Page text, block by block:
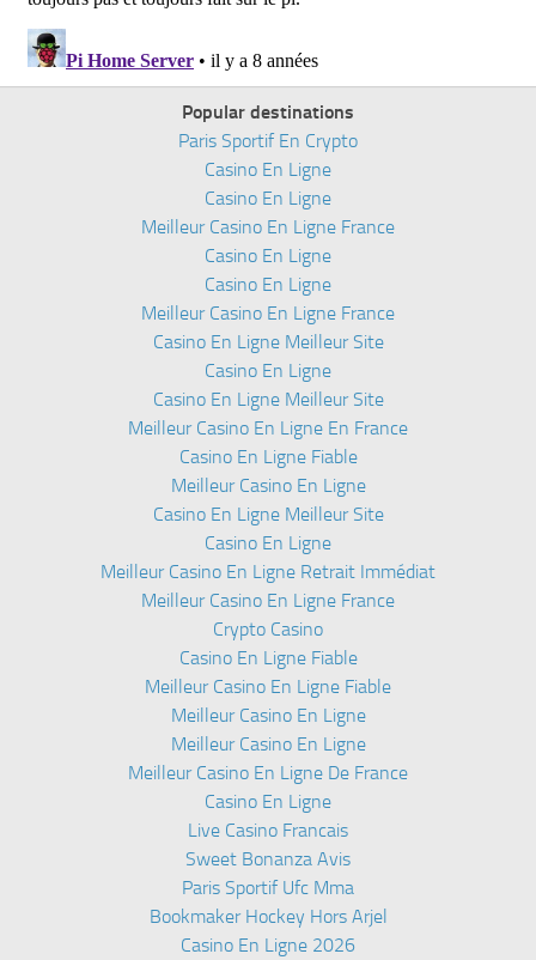
Popular destinations
Paris Sportif En Crypto
Casino En Ligne
Casino En Ligne
Meilleur Casino En Ligne France
Casino En Ligne
Casino En Ligne
Meilleur Casino En Ligne France
Casino En Ligne Meilleur Site
Casino En Ligne
Casino En Ligne Meilleur Site
Meilleur Casino En Ligne En France
Casino En Ligne Fiable
Meilleur Casino En Ligne
Casino En Ligne Meilleur Site
Casino En Ligne
Meilleur Casino En Ligne Retrait Immédiat
Meilleur Casino En Ligne France
Crypto Casino
Casino En Ligne Fiable
Meilleur Casino En Ligne Fiable
Meilleur Casino En Ligne
Meilleur Casino En Ligne
Meilleur Casino En Ligne De France
Casino En Ligne
Live Casino Francais
Sweet Bonanza Avis
Paris Sportif Ufc Mma
Bookmaker Hockey Hors Arjel
Casino En Ligne 2026